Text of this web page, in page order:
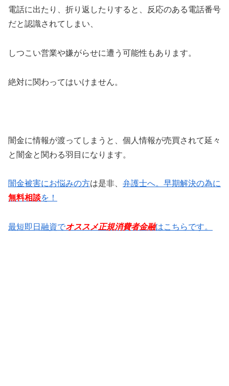
電話に出たり、折り返したりすると、反応のある電話番号
だと認識されてしまい、
しつこい営業や嫌がらせに遭う可能性もあります。
絶対に関わってはいけません。
闇金に情報が渡ってしまうと、個人情報が売買されて延々
と闇金と関わる羽目になります。
闇金被害にお悩みの方は是非、 弁護士へ。早期解決の為に
無料相談を！
最短即日融資でオススメ正規消費者金融はこちらです。